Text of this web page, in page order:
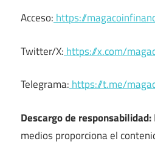
Acceso: https://
Twitter/X: https://x.com/
Telegrama: https://t.me/
Descargo de responsabilidad:
medios proporciona el